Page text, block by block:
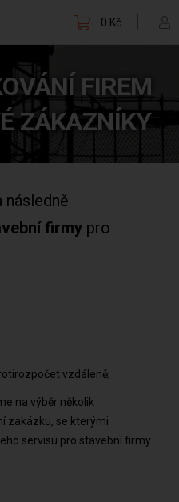
0 Kč
FIREM
ZÁKAZNÍKY
následně
firmy pro
vzdáleně
na výběr několik
zakázku, se kterými
servisu pro stavební firmy